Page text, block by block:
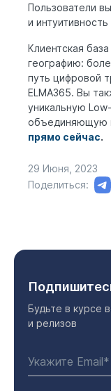
Пользователи
и
Клиентская
географию:
путь цифровой
ELMA365. Вы
уникальную
объединяющую
прямо сейчас.
29 Июня, 2023
Поделиться:
Будьте в курсе
и релизов